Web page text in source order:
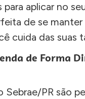
para aplicar no
de se
cuida das suas
de Forma
Sebrae/PR são